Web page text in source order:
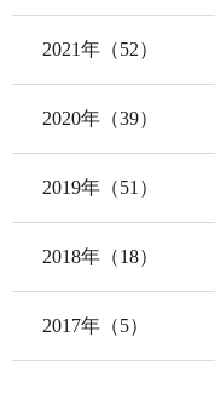
2021年（52）
2020年（39）
2019年（51）
2018年（18）
2017年（5）